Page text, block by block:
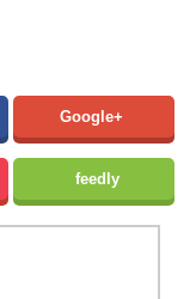
Google+
feedly